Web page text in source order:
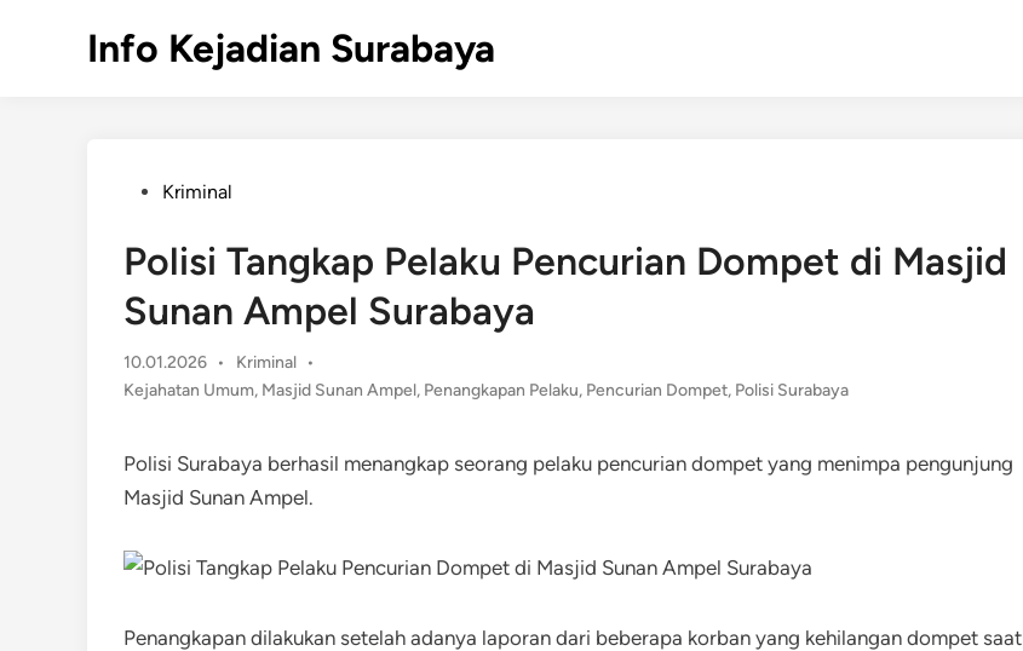
Info Kejadian Surabaya
PostedKriminal
Polisi Tangkap Pelaku Pencurian Dompet di Masjid
Sunan Ampel Surabaya
10.01.2026 •
Posted
in
Kriminal
•
Kejahatan Umum, Masjid Sunan Ampel, Penangkapan Pelaku, Pencurian Dompet, Polisi Surabaya
Polisi Surabaya berhasil menangkap seorang pelaku pencurian dompet yang menimpa pengunjung
Masjid Sunan Ampel.
Penangkapan dilakukan setelah adanya laporan dari beberapa korban yang kehilangan dompet saat